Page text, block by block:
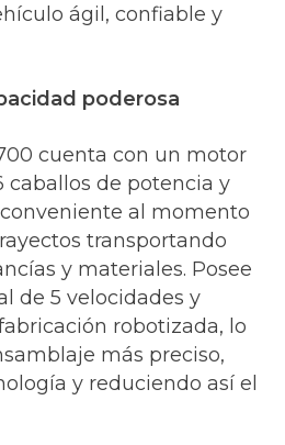
ágil, confiable y
poderosa
cuenta con un motor
caballos de potencia y
al momento
transportando
y materiales. Posee
de 5 velocidades y
robotizada, lo
más preciso,
y reduciendo así el